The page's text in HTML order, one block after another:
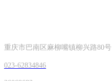
重庆市巴南区麻柳嘴镇柳兴路80号
023-62834846